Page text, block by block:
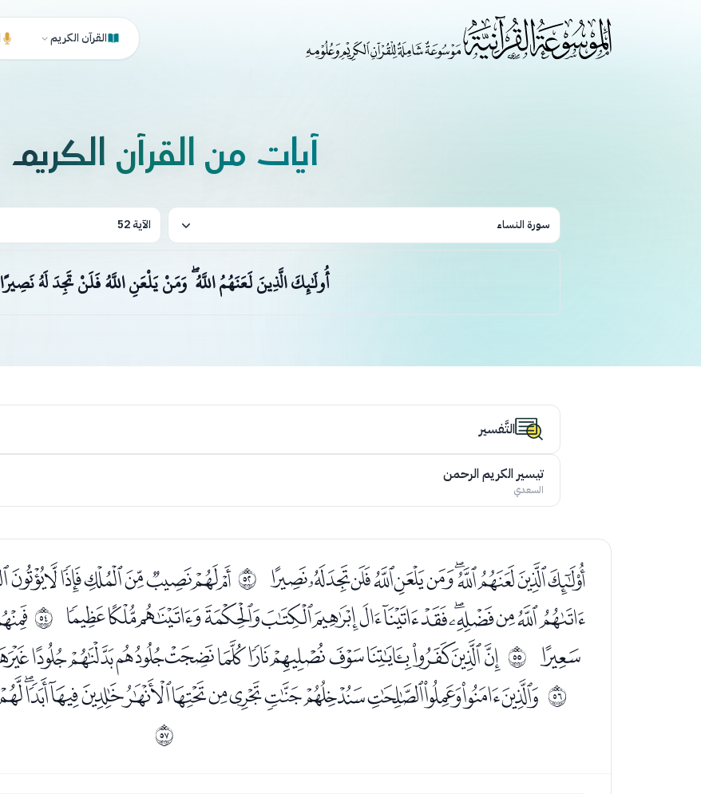
القرآن الكريم
آيات من القرآن الكريم
سورة النساء الآية 52
أُولَٰئِكَ الَّذِينَ لَعَنَهُمُ اللَّهُ ۖ وَمَنْ يَلْعَنِ اللَّهُ فَلَنْ تَجِدَ لَهُ نَصِيرًا
التَّفسير
تيسير الكريم الرحمن
السعدي
ﭑﭒﭓﭔﭕﭖﭗﭘﭙﭚﭜﭝ ﰳ
ﭯﭰﭱﭲﭳﭴﭵﭶﭷﭸﭹﭺﭻﭼ ﰵ
ﮉ ﰶ
ﰷ
ﰸ